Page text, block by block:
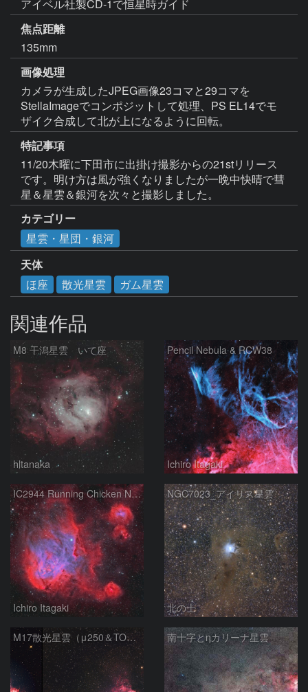
アイベル社製CD-1で恒星時ガイド
焦点距離
135mm
画像処理
カメラが生成したJPEG画像23コマと29コマを
StellaImageでコンポジットして処理、PS EL14でモ
ザイク合成して北が上になるように回転。
特記事項
11/20木曜に下田市に出掛け撮影からの21stリリース
です。明け方は風が強くなりましたが一晩中快晴で彗
星＆星雲＆銀河を次々と撮影しました。
カテゴリー
星雲・星団・銀河
天体
ほ座
散光星雲 ガム星雲
関連作品
M8 干潟星雲 いて座
hltanaka
Pencil Nebula & RCW38
Ichiro Itagaki
IC2944 Running Chicken Nebula
Ichiro Itagaki
NGC7023_アイリス星雲
北の士
M17散光星雲（μ250＆TOA130） 南十字とηカリーナ星雲